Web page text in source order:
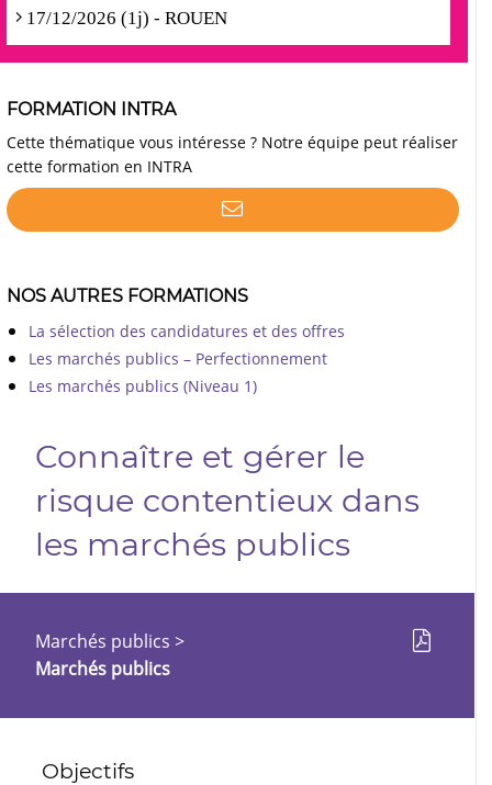
17/12/2026 (1j) - ROUEN
FORMATION INTRA
Cette thématique vous intéresse ? Notre équipe peut réaliser
cette formation en INTRA
NOS AUTRES FORMATIONS
La sélection des candidatures et des offres
Les marchés publics – Perfectionnement
Les marchés publics (Niveau 1)
Connaître et gérer le
risque contentieux dans
les marchés publics
Marchés publics >
Marchés publics
Objectifs